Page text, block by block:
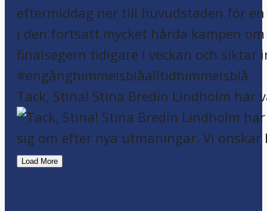
Tack, Stina! Stina Bredin Lindholm har
Load More